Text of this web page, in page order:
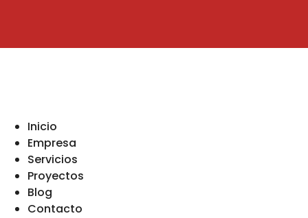
Inicio
Empresa
Servicios
Proyectos
Blog
Contacto